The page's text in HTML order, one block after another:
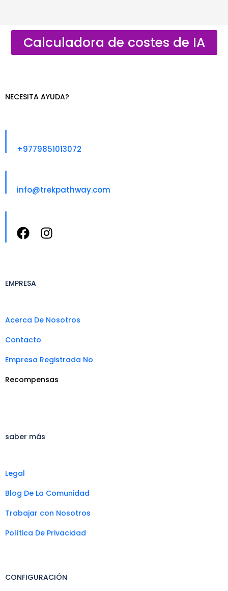
Calculadora de costes de IA
NECESITA AYUDA?
+9779851013072
info@trekpathway.com
EMPRESA
Acerca De Nosotros
Contacto
Empresa Registrada No
Recompensas
saber más
Legal
Blog De La Comunidad
Trabajar con Nosotros
Política De Privacidad
CONFIGURACIÓN